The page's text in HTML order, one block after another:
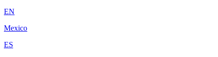
EN
Mexico
ES